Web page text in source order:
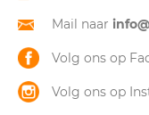
Mail naar
Volg ons op
Volg ons op